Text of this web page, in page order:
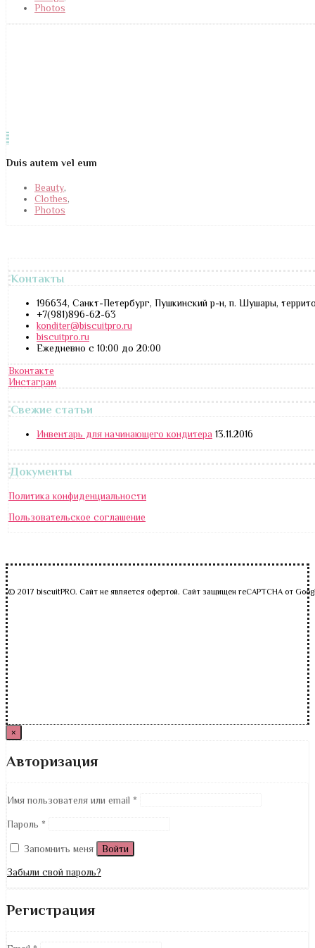
Photos
Duis autem vel eum
Beauty,
Clothes,
Photos
Контакты
196634, Санкт-Петербург, Пушкинский р-н, п. Шушары,
+7(981)896-62-63
konditer@biscuitpro.ru
biscuitpro.ru
Ежедневно с 10:00 до 20:00
Вконтакте
Инстаграм
Свежие статьи
Инвентарь для начинающего кондитера 13.11.2016
Документы
Политика конфиденциальности
Пользовательское соглашение
© 2017 biscuitPRO. Сайт не является офертой. Сайт защищен reCAPTCHA от
×
Авторизация
Имя пользователя или email *
Пароль *
Запомнить меня Войти
Забыли свой пароль?
Регистрация